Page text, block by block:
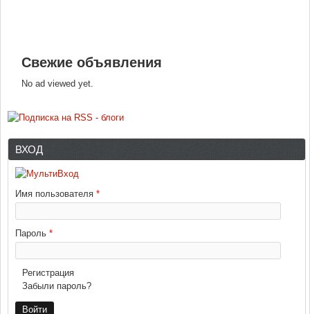
Свежие объявления
No ad viewed yet.
ВХОД
Имя пользователя *
Пароль *
Регистрация
Забыли пароль?